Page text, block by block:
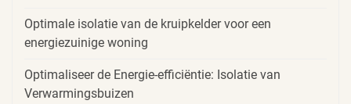
Optimale isolatie van de kruipkelder voor een
energiezuinige woning
Optimaliseer de Energie-efficiëntie: Isolatie van
Verwarmingsbuizen